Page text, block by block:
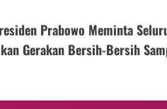
Prabowo Meminta
Gerakan Bersih-Bersih